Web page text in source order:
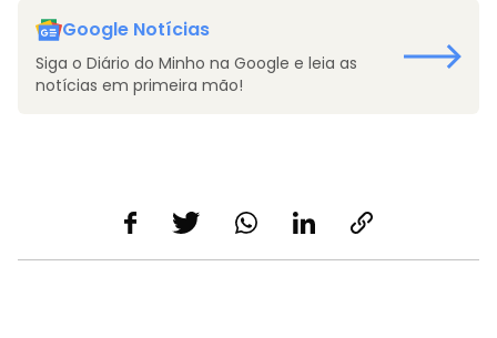
Google Notícias
Siga o Diário do Minho na Google e leia as
notícias em primeira mão!